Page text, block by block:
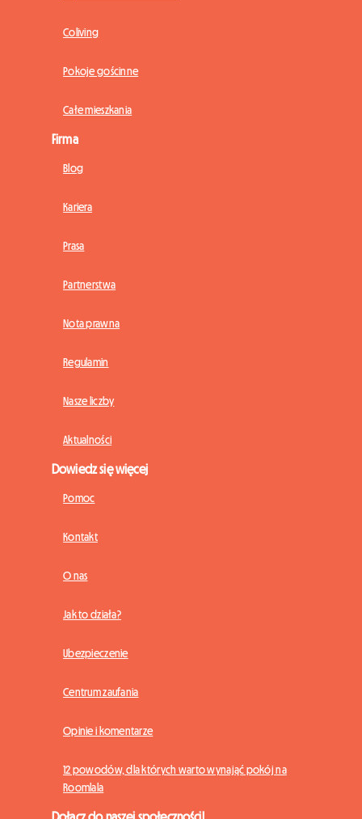
Coliving
Pokoje gościnne
Całe mieszkania
Firma
Blog
Kariera
Prasa
Partnerstwa
Nota prawna
Regulamin
Nasze liczby
Aktualności
Dowiedz się więcej
Pomoc
Kontakt
O nas
Jak to działa?
Ubezpieczenie
Centrum zaufania
Opinie i komentarze
12 powodów, dla których warto wynająć pokój na
Roomlala
Dołącz do naszej społeczności!